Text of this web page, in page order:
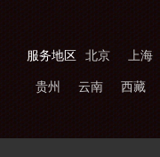
服务地区 北京 上海
贵州 云南 西藏